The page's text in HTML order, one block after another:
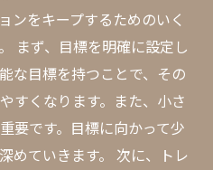
ンをキープするためのいく
まず、目標を明確に設定し
な目標を持つことで、その
すくなります。また、小さ
要です。目標に向かって少
めていきます。 次に、トレ